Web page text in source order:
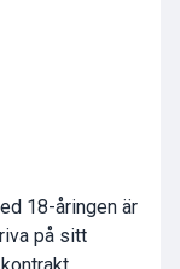
18-åringen är
på sitt